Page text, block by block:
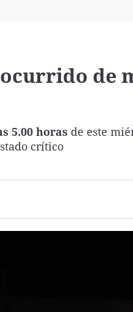
de
5.00 horas de este
crítico